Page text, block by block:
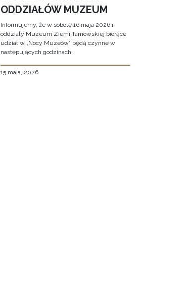
ODDZIAŁÓW MUZEUM
Informujemy, że w sobotę 16 maja 2026 r.
oddziały Muzeum Ziemi Tarnowskiej biorące
udział w „Nocy Muzeów” będą czynne w
następujących godzinach:
15 maja, 2026